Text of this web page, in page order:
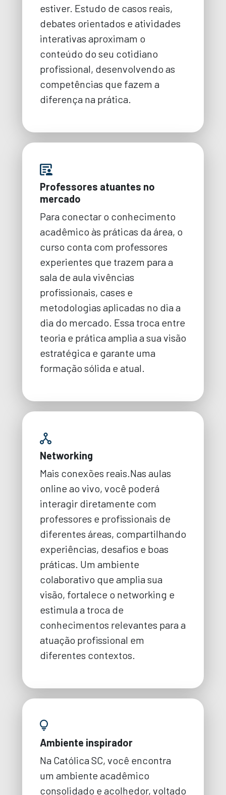
estiver. Estudo de casos reais,
debates orientados e atividades
interativas aproximam o
conteúdo do seu cotidiano
profissional, desenvolvendo as
competências que fazem a
diferença na prática.
Professores atuantes no
mercado
Para conectar o conhecimento
acadêmico às práticas da área, o
curso conta com professores
experientes que trazem para a
sala de aula vivências
profissionais, cases e
metodologias aplicadas no dia a
dia do mercado. Essa troca entre
teoria e prática amplia a sua visão
estratégica e garante uma
formação sólida e atual.
Networking
Mais conexões reais.Nas aulas
online ao vivo, você poderá
interagir diretamente com
professores e profissionais de
diferentes áreas, compartilhando
experiências, desafios e boas
práticas. Um ambiente
colaborativo que amplia sua
visão, fortalece o networking e
estimula a troca de
conhecimentos relevantes para a
atuação profissional em
diferentes contextos.
Ambiente inspirador
Na Católica SC, você encontra
um ambiente acadêmico
consolidado e acolhedor, voltado